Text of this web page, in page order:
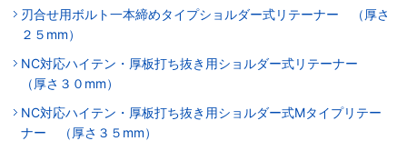
刃合せ用ボルト一本締めタイプショルダー式リテーナー （厚さ
２５mm）
NC対応ハイテン・厚板打ち抜き用ショルダー式リテーナー
（厚さ３０mm）
NC対応ハイテン・厚板打ち抜き用ショルダー式Mタイプリテー
ナー （厚さ３５mm）